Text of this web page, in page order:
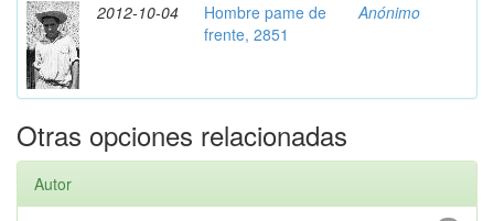
2012-10-04
Hombre pame de
frente, 2851
Anónimo
Otras opciones relacionadas
Autor